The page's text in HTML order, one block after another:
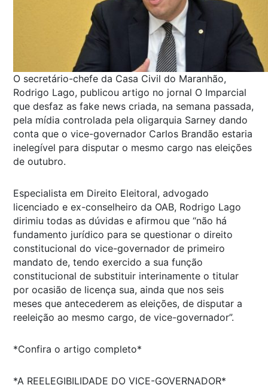
O secretário-chefe da Casa Civil do Maranhão,
Rodrigo Lago, publicou artigo no jornal O Imparcial
que desfaz as fake news criada, na semana passada,
pela mídia controlada pela oligarquia Sarney dando
conta que o vice-governador Carlos Brandão estaria
inelegível para disputar o mesmo cargo nas eleições
de outubro.
Especialista em Direito Eleitoral, advogado
licenciado e ex-conselheiro da OAB, Rodrigo Lago
dirimiu todas as dúvidas e afirmou que “não há
fundamento jurídico para se questionar o direito
constitucional do vice-governador de primeiro
mandato de, tendo exercido a sua função
constitucional de substituir interinamente o titular
por ocasião de licença sua, ainda que nos seis
meses que antecederem as eleições, de disputar a
reeleição ao mesmo cargo, de vice-governador”.
*Confira o artigo completo*
*A REELEGIBILIDADE DO VICE-GOVERNADOR*